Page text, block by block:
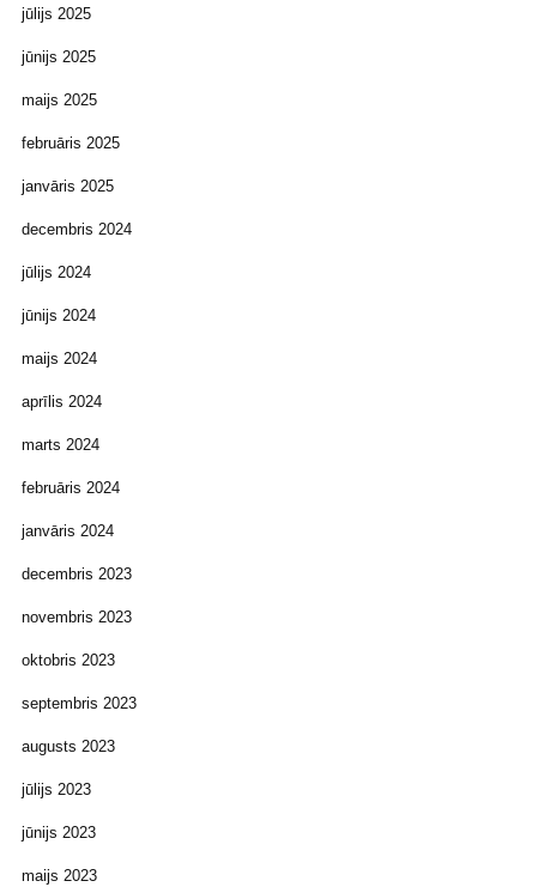
jūlijs 2025
jūnijs 2025
maijs 2025
februāris 2025
janvāris 2025
decembris 2024
jūlijs 2024
jūnijs 2024
maijs 2024
aprīlis 2024
marts 2024
februāris 2024
janvāris 2024
decembris 2023
novembris 2023
oktobris 2023
septembris 2023
augusts 2023
jūlijs 2023
jūnijs 2023
maijs 2023